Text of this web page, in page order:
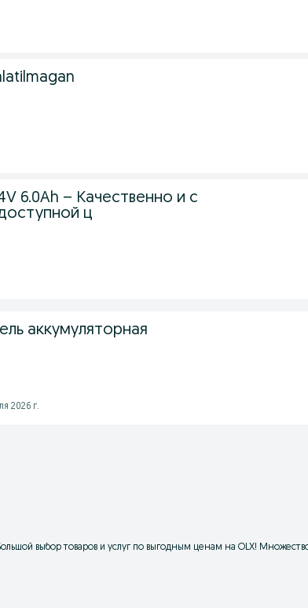
6.0Ah – Качественно и с
ц
аккумуляторная
2026 г.
выбор товаров и услуг по выгодным ценам на OLX!